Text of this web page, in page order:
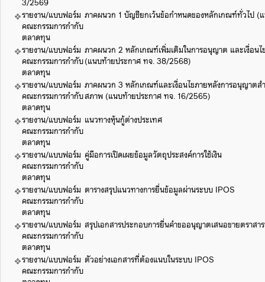
รายงาน/แบบฟอร์ม
คณะกรรมการกำกับ
ตลาดทุน
ภาคผนวก 1 บัญชียกเว้นข้อกำหนดของหลักเกณฑ์ทั่วไป
รายงาน/แบบฟอร์ม
คณะกรรมการกำกับ
ตลาดทุน
ภาคผนวก 2 หลักเกณฑ์เพิ่มเติมในการอนุญาต และเงื่อน
(แนบท้ายประกาศ ทจ. 38/2568)
รายงาน/แบบฟอร์ม
คณะกรรมการกำกับ
ตลาดทุน
ภาคผนวก 3 หลักเกณฑ์และเงื่อนไขภายหลังการอนุญาตส
สภาพ (แนบท้ายประกาศ ทจ. 16/2565)
รายงาน/แบบฟอร์ม
คณะกรรมการกำกับ
ตลาดทุน
แนวทางหุ้นกู้ต่างประเทศ
รายงาน/แบบฟอร์ม
คณะกรรมการกำกับ
ตลาดทุน
คู่มือการเปิดเผยข้อมูลวัตถุประสงค์การใช้เงิน
รายงาน/แบบฟอร์ม
คณะกรรมการกำกับ
ตลาดทุน
ตารางสรุปแนวทางการยื่นข้อมูลผ่านระบบ IPOS
รายงาน/แบบฟอร์ม
คณะกรรมการกำกับ
ตลาดทุน
สรุปเอกสารประกอบการยื่นคำขออนุญาตเสนอขายตราส
รายงาน/แบบฟอร์ม
คณะกรรมการกำกับ
ตัวอย่างเอกสารที่ต้องแนบในระบบ IPOS